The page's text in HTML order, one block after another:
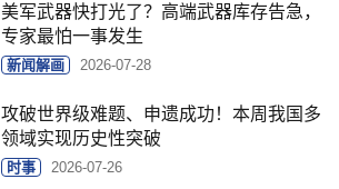
美军武器快打光了？高端武器库存告急，
专家最怕一事发生
新闻解画 2026-07-28
攻破世界级难题、申遗成功！本周我国多
领域实现历史性突破
时事 2026-07-26